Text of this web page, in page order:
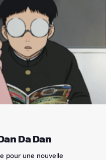
Da Dan
pour une nouvelle